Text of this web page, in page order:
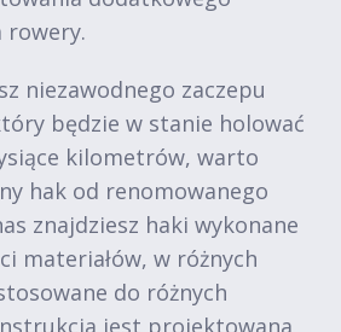
rowery.
niezawodnego zaczepu
będzie w stanie holować
kilometrów, warto
hak od renomowanego
znajdziesz haki wykonane
materiałów, w różnych
do różnych
jest projektowana